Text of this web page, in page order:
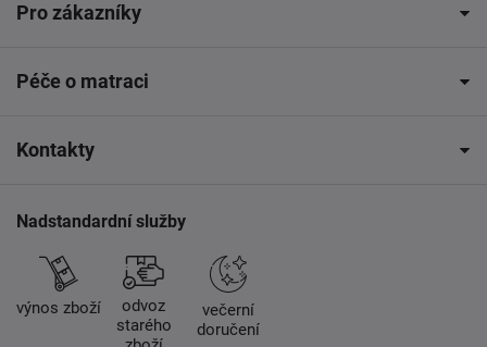
Pro zákazníky
Péče o matraci
Kontakty
Nadstandardní služby
výnos zboží
odvoz
starého
večerní
doručení